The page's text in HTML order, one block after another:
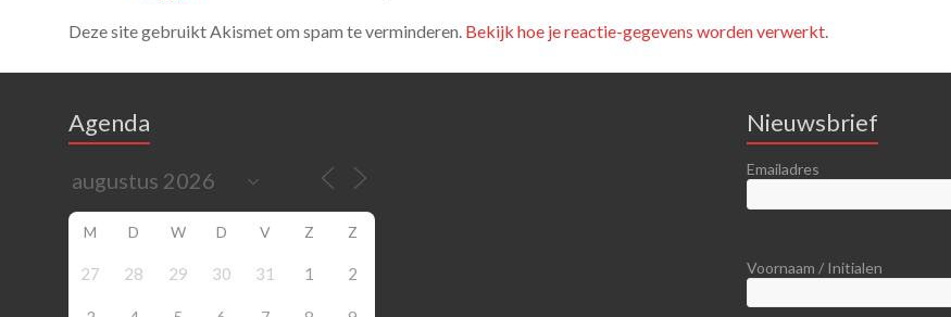
Deze site gebruikt Akismet om spam te verminderen. Bekijk hoe je reactie-gegevens worden verwerkt.
Agenda
M D W D V Z Z
27 28 29 30 31 1 2
Nieuwsbrief
Emailadres
Voornaam / Initialen